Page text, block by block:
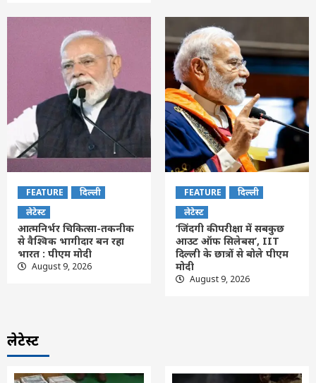
FEATURE
दिल्ली
लेटेस्ट
आत्मनिर्भर चिकित्सा-तकनीक
से वैश्विक भागीदार बन रहा
भारत : पीएम मोदी
August 9, 2026
FEATURE
दिल्ली
लेटेस्ट
‘जिंदगी की परीक्षा में सबकुछ
आउट ऑफ सिलेबस’, IIT
दिल्ली के छात्रों से बोले पीएम
मोदी
August 9, 2026
लेटेस्ट